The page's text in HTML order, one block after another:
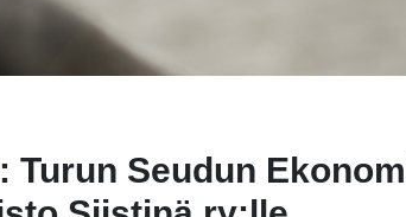
Turun Seudun